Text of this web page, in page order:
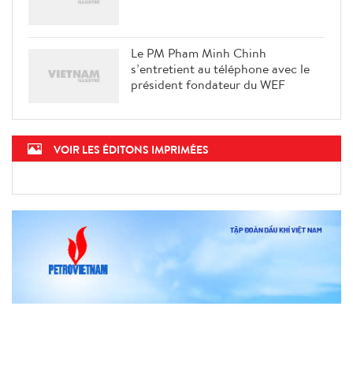
Le PM Pham Minh Chinh
s’entretient au téléphone avec le
président fondateur du WEF
VOIR LES ÉDITONS IMPRIMÉES